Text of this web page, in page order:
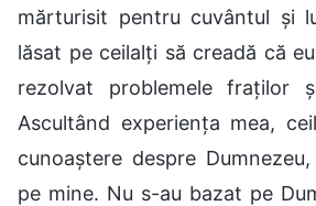
mărturisit pentru cuvântul și
lăsat pe ceilalți să creadă că
rezolvat problemele fraților
Ascultând experiența mea,
cunoaștere despre
pe mine. Nu s-au bazat pe